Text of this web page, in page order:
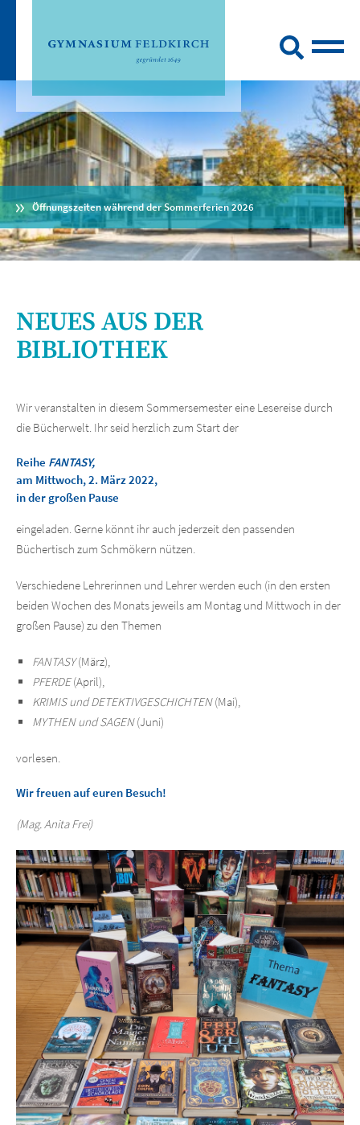
Öffnungszeiten während der Sommerferien 2026
NEUES AUS DER
BIBLIOTHEK
Wir veranstalten in diesem Sommersemester eine Lesereise durch
die Bücherwelt. Ihr seid herzlich zum Start der
Reihe FANTASY,
am Mittwoch, 2. März 2022,
in dergroßen Pause
eingeladen. Gerne könnt ihr auch jederzeit den passenden
Büchertisch zum Schmökern nützen.
Verschiedene Lehrerinnen und Lehrer werden euch (in den ersten
beiden Wochen des Monats jeweils am Montag und Mittwoch in der
großen Pause) zu den Themen
FANTASY(März),
PFERDE(April),
KRIMIS und DETEKTIVGESCHICHTEN(Mai),
MYTHEN und SAGEN(Juni)
vorlesen.
Wir freuen auf euren Besuch!
(Mag. Anita Frei)